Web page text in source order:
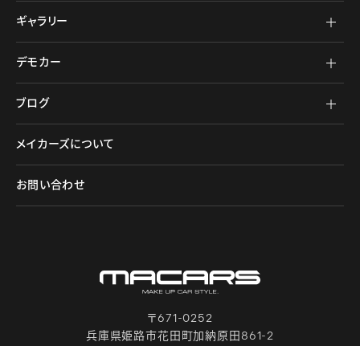
ギャラリー
デモカー
ブログ
メイカーズについて
お問い合わせ
〒671-0252
兵庫県姫路市花田町加納原田861-2